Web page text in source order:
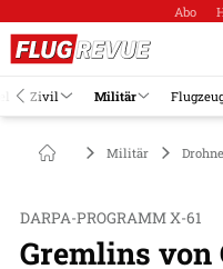
Abo
Zivil Militär
Militär
DARPA-PROGRAMM X-61
Gremlins von